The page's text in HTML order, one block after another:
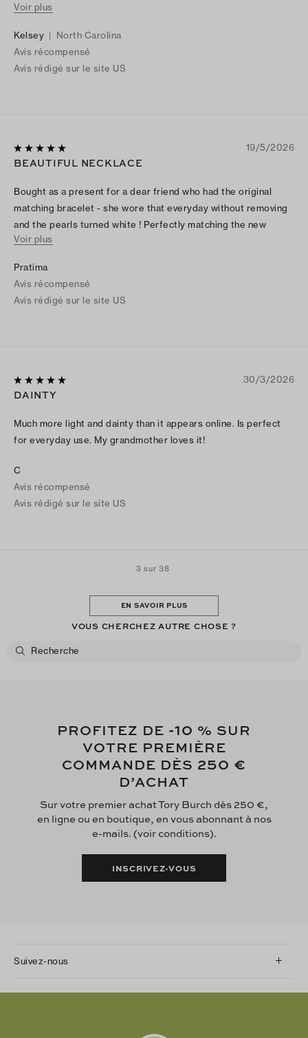
are so classic.
Voir plus
Kelsey | North Carolina
Avis récompensé
Avis rédigé sur le site US
19/5/2026
BEAUTIFUL NECKLACE
Bought as a present for a dear friend who had the original
matching bracelet - she wore that everyday without removing
and the pearls turned white ! Perfectly matching the new
moondance necklace now released. Tory Burch please bring
Voir plus
Pratima
Avis récompensé
Avis rédigé sur le site US
30/3/2026
DAINTY
Much more light and dainty than it appears online. Is perfect
for everyday use. My grandmother loves it!
C
Avis récompensé
Avis rédigé sur le site US
3 sur 38
EN SAVOIR PLUS
VOUS CHERCHEZ AUTRE CHOSE ?
PROFITEZ DE -10 % SUR
VOTRE PREMIÈRE
COMMANDE DÈS 250 €
D’ACHAT
Sur votre premier achat Tory Burch dès 250 €,
en ligne ou en boutique, en vous abonnant à nos
e-mails. (voir conditions).
INSCRIVEZ-VOUS
Suivez-nous